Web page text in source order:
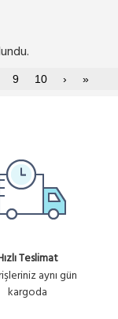
9 10 › »
Teslimat
aynı gün
kargoda